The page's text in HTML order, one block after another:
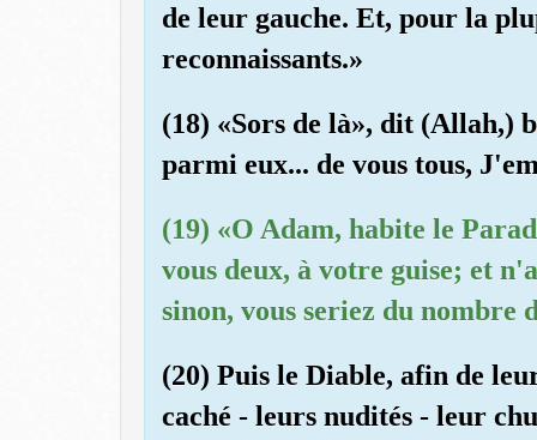
de leur gauche. Et, pour la
reconnaissants.»
(18) «Sors de là», dit (Allah,)
parmi eux... de vous tous,
(19) «O Adam, habite le
vous deux, à votre guise; et
sinon, vous seriez du nombre
(20) Puis le Diable, afin de
caché - leurs nudités - leur